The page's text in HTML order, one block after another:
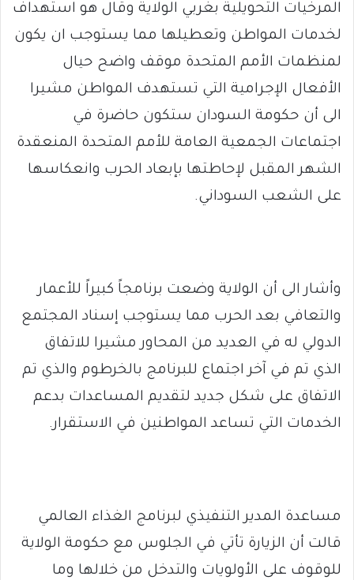
المرخيات التحويلية بغربي الولاية وقال هو استهداف
لخدمات المواطن وتعطيلها مما يستوجب ان يكون
لمنظمات الأمم المتحدة موقف واضح حيال
الأفعال الإجرامية التي تستهدف المواطن مشيرا
الى أن حكومة السودان ستكون حاضرة في
اجتماعات الجمعية العامة للأمم المتحدة المنعقدة
الشهر المقبل لإحاطتها بإبعاد الحرب وانعكاسها
على الشعب السوداني.
وأشار الى أن الولاية وضعت برنامجاً كبيراً للأعمار
والتعافي بعد الحرب مما يستوجب إسناد المجتمع
الدولي له في العديد من المحاور مشيرا للاتفاق
الذي تم في آخر اجتماع للبرنامج بالخرطوم والذي تم
الاتفاق على شكل جديد لتقديم المساعدات بدعم
الخدمات التي تساعد المواطنين في الاستقرار.
مساعدة المدير التنفيذي لبرنامج الغذاء العالمي
قالت أن الزيارة تأتي في الجلوس مع حكومة الولاية
للوقوف على الأولويات والتدخل من خلالها وما